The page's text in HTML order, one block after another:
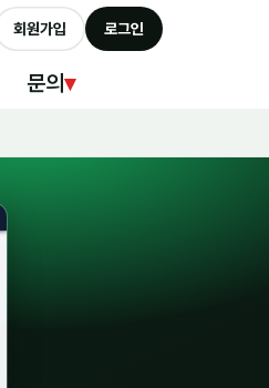
회원가입 로그인
문의▾